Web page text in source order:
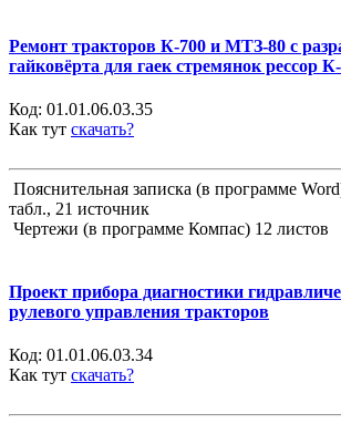
Ремонт тракторов К-700 и МТЗ-80 с
гайковёрта для гаек стремянок рессор
Код: 01.01.06.03.35
Как тут скачать?
Пояснительная записка (в программе
табл., 21 источник
Чертежи (в программе Компас) 12 листов
Проект прибора диагностики
рулевого управления тракторов
Код: 01.01.06.03.34
Как тут скачать?